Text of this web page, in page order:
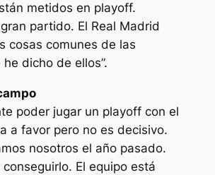
metidos en playoff.
partido. El Real Madrid
cosas comunes de las
dicho de ellos”.
poder jugar un playoff con el
a favor pero no es decisivo.
nosotros el año pasado.
El equipo está